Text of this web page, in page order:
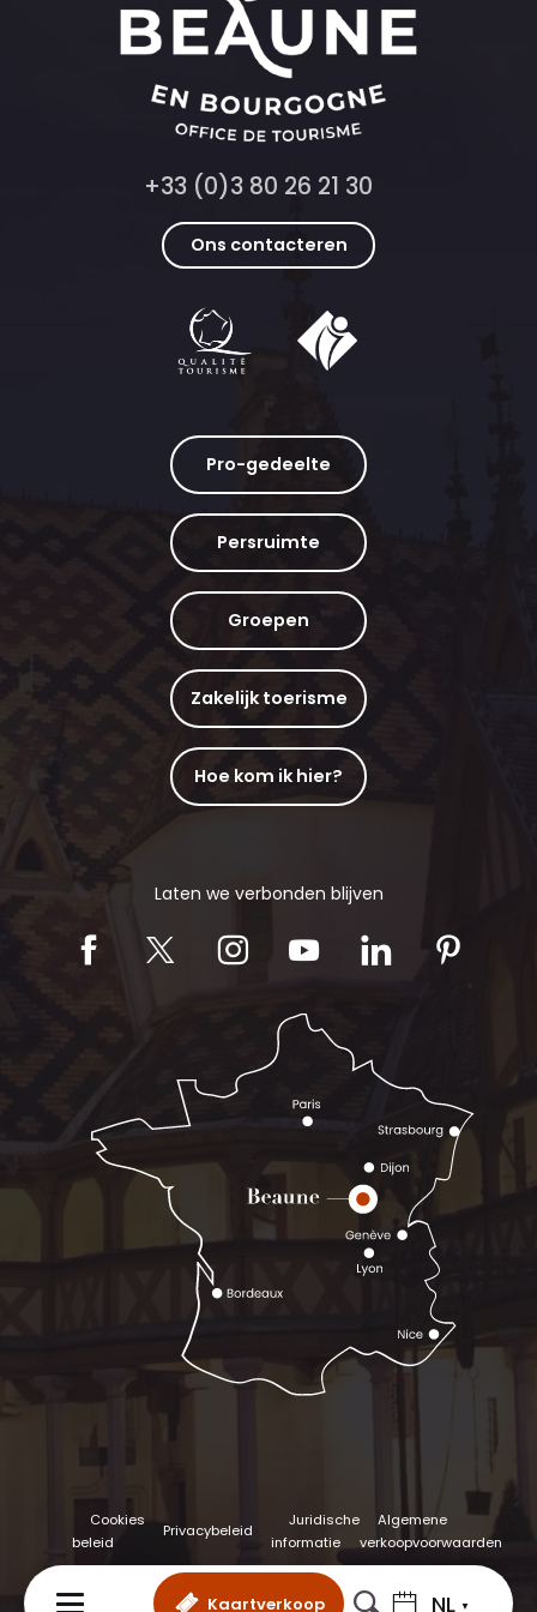
Kaartverkoop NL
+33 (0)3 80 26 21 30
Ons contacteren
Pro-gedeelte
Persruimte
Groepen
Zakelijk toerisme
Hoe kom ik hier?
Laten we verbonden blijven
Cookies
beleid
Privacybeleid
Juridische
informatie
Algemene
verkoopvoorwaarden